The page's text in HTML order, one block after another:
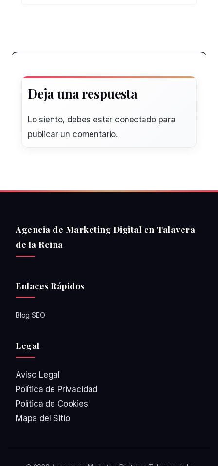
Deja una respuesta
Lo siento, debes estar conectadopara
publicar un comentario.
Agencia de Marketing Digital en Talavera
de la Reina
Enlaces Rápidos
Blog SEO
Legal
Aviso Legal
Política de Privacidad
Política de Cookies
Mapa del Sitio